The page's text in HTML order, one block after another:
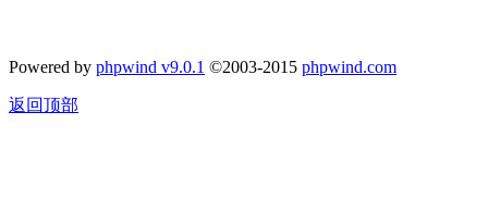
Powered by phpwind v9.0.1 ©2003-2015 phpwind.com
返回顶部